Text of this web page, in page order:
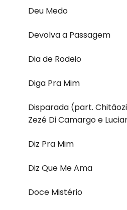
Deu Medo
Devolva a Passagem
Dia de Rodeio
Diga Pra Mim
Disparada (part.
Zezé Di Camargo e
Diz Pra Mim
Diz Que Me Ama
Doce Mistério